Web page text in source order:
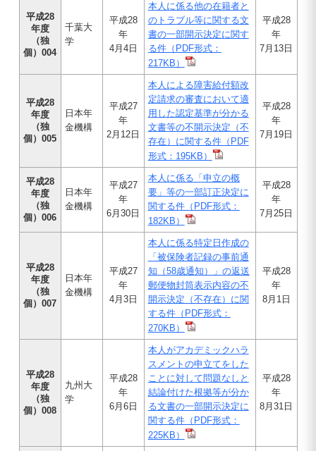
平成28
年度
（独
個）004
千葉大
学
平成28
年
4月4日
本人に係る他の在籍者と
のトラブル等に関する文
書の一部開示決定に関す
る件（PDF形式：
217KB）
平成28
年
7月13日
平成28
年度
（独
個）005
日本年
金機構
平成27
年
2月12日
本人による障害給付額改
定請求の審査において適
用した認定基準が分かる
文書等の不開示決定（不
存在）に関する件（PDF
形式：195KB）
平成28
年
7月19日
平成28
年度
（独
個）006
日本年
金機構
平成27
年
6月30日
本人に係る「申立の概
要」等の一部訂正決定に
関する件（PDF形式：
182KB）
平成28
年
7月25日
平成28
年度
（独
個）007
日本年
金機構
平成27
年
4月3日
本人に係る特定日作成の
「被保険者記録の事前通
知（58歳通知）」の返送
郵便物封筒表示内容の不
開示決定（不存在）に関
する件（PDF形式：
270KB）
平成28
年
8月1日
平成28
年度
（独
個）008
九州大
学
平成28
年
6月6日
本人がアカデミックハラ
スメントの申立てをした
ことに対して問題なしと
結論付けた根拠等が分か
る文書の一部開示決定に
関する件（PDF形式：
225KB）
平成28
年
8月31日